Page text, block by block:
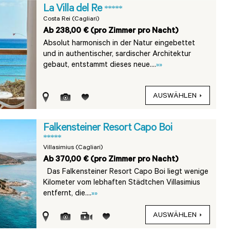
La Villa del Re *****
Costa Rei (Cagliari)
Ab 238,00 € (pro Zimmer pro Nacht)
Absolut harmonisch in der Natur eingebettet
und in authentischer, sardischer Architektur
gebaut, entstammt dieses neue....»»
AUSWÄHLEN
Falkensteiner Resort Capo Boi
*****
Villasimius (Cagliari)
Ab 370,00 € (pro Zimmer pro Nacht)
Das Falkensteiner Resort Capo Boi liegt wenige
Kilometer vom lebhaften Städtchen Villasimius
entfernt, die....»»
AUSWÄHLEN